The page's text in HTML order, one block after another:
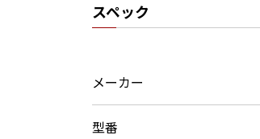
スペック
メーカー
型番